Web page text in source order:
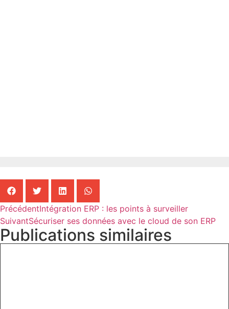
PrécédentIntégration ERP : les points à surveiller
SuivantSécuriser ses données avec le cloud de son ERP
Publications similaires